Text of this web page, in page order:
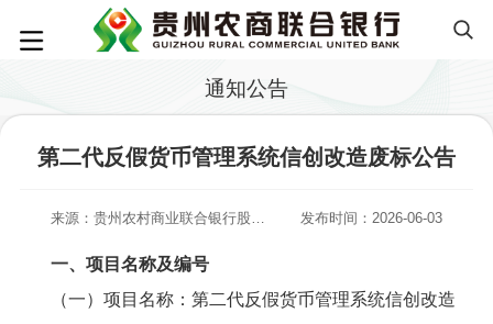
通知公告
第二代反假货币管理系统信创改造废标公告
发布时间：2026-06-03
一、项目名称及编号
（一）项目名称：第二代反假货币管理系统信创改造